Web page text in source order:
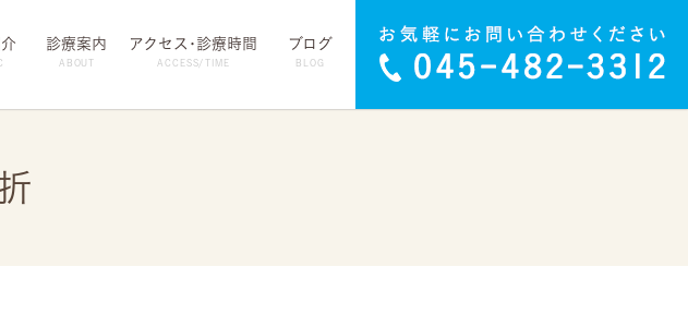
診療案内
ABOUT
アクセス･診療時間
ACCESS/TIME
ブログ
BLOG